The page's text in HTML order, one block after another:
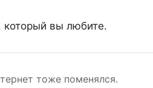
который вы любите.
тоже поменялся.